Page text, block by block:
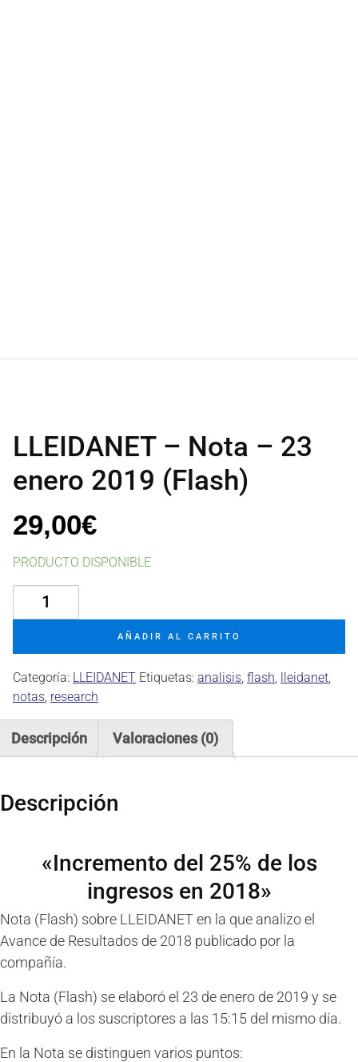
LLEIDANET – Nota – 23
enero 2019 (Flash)
29,00€
PRODUCTO DISPONIBLE
LLEIDANET
-
23
enero
cantidad
AÑADIR AL CARRITO
Categoría: LLEIDANET Etiquetas: analisis flash lleidanet
notas research
Descripción Valoraciones (0)
Descripción
«Incremento del 25% de los
ingresos en 2018»
Nota (Flash) sobre LLEIDANET en la que analizo el
Avance de Resultados de 2018 publicado por la
compañía.
La Nota (Flash) se elaboró el 23 de enero de 2019 y se
distribuyó a los suscriptores a las 15:15 del mismo día.
En la Nota se distinguen varios puntos: